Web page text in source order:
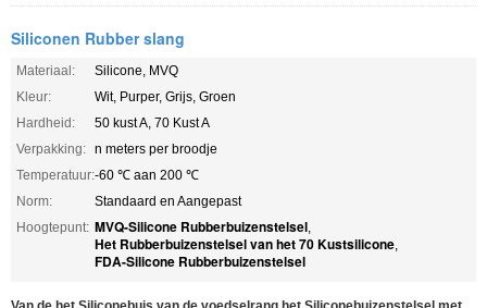
Siliconen Rubber slang
Materiaal:
Silicone, MVQ
Kleur:
Wit, Purper, Grijs, Groen
Hardheid:
50 kust A, 70 Kust A
Verpakking: n meters per broodje
Temperatuur:-60 ℃ aan 200 ℃
Norm:
Standaard en Aangepast
Hoogtepunt: MVQ-Silicone Rubberbuizenstelsel,
Het Rubberbuizenstelsel van het 70 Kustsilicone,
FDA-Silicone Rubberbuizenstelsel